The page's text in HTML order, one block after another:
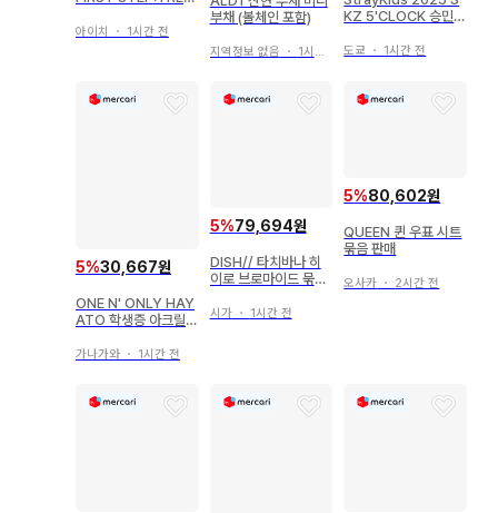
폴라로이드 A
아이치 ・ 1시간 전
부채 (볼체인 포함)
지역정보 없음 ・ 1시간 전
KZ 5'CLOCK 승민
도쿄 ・ 1시간 전
5%30,667원
ONE N' ONLY HAY
ATO 학생증 아크릴
가나가와 ・ 1시간 전
5%79,694원
DISH// 타치바나 히
이로 브로마이드 묶음
시가・ 1시간 전
5%80,602원
QUEEN 퀸 우표 시트
묶음 판매
오사카 ・ 2시간 전